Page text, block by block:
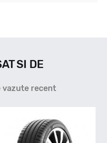
SI DE
vazute recent